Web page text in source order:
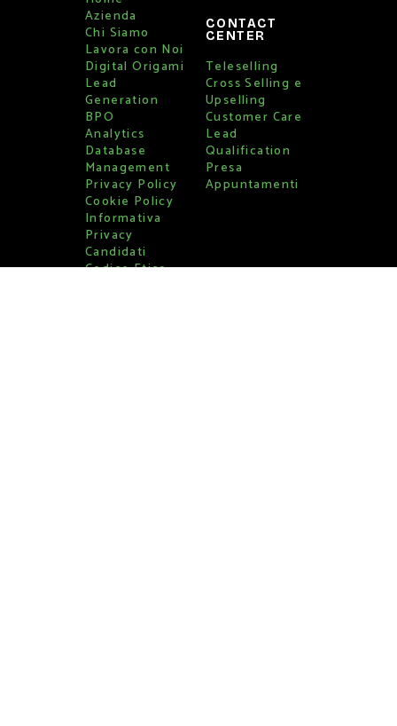
Azienda
Chi Siamo
Lavora con Noi
Digital Origami
Lead
Generation
BPO
Analytics
Database
Management
Privacy Policy
Cookie Policy
Informativa
Privacy
Candidati
Codice Etico
CONTACT
CENTER
Teleselling
Cross Selling e
Upselling
Customer Care
Lead
Qualification
Presa
Appuntamenti